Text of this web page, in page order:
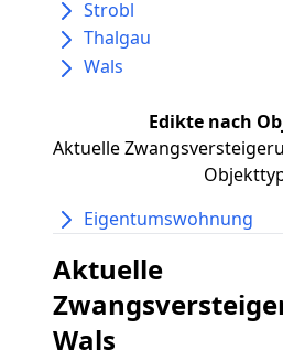
Strobl
Thalgau
Wals
Edikte nach
Aktuelle
Eigentumswohnung
Aktuelle
Wals